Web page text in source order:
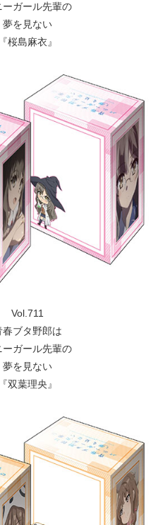
ーガール先輩の
夢を見ない
『桜島麻衣』
Vol.711
春ブタ野郎は
ーガール先輩の
夢を見ない
『双葉理央』